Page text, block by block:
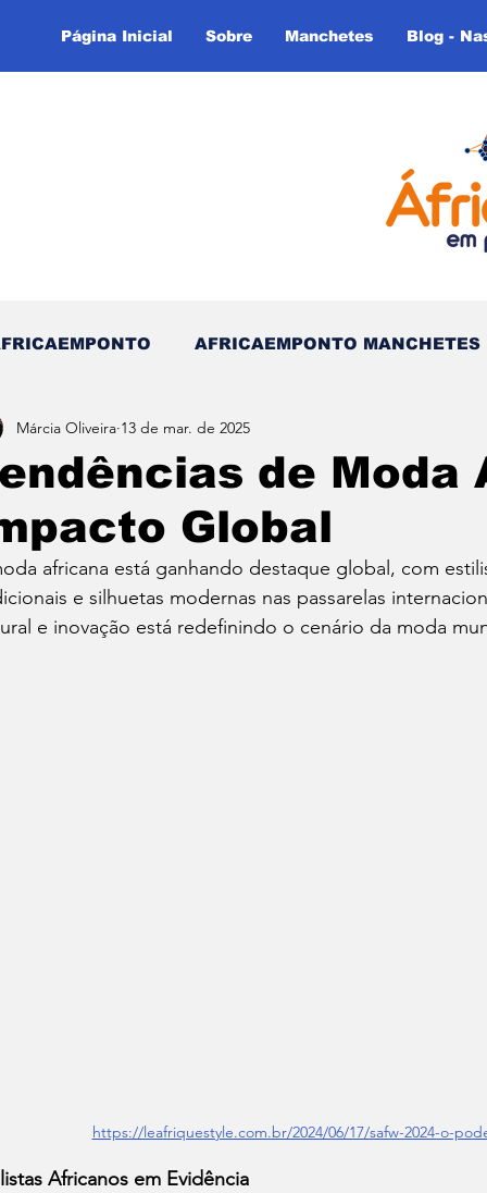
Página Inicial Sobre Manchetes Blog -
AFRICAEMPONTO MANCHETES
do Tempo - (Blog) Nas linhas do Tempo (Blog -
de Moda
Global
Márcia Oliveira 13 de mar. de 2025
africana está ganhando destaque global, com
e silhuetas modernas nas passarelas
e inovação está redefinindo o cenário da moda
https://leafriquestyle.com.br/2024/06/17/safw-2024-o-
Africanos em Evidência